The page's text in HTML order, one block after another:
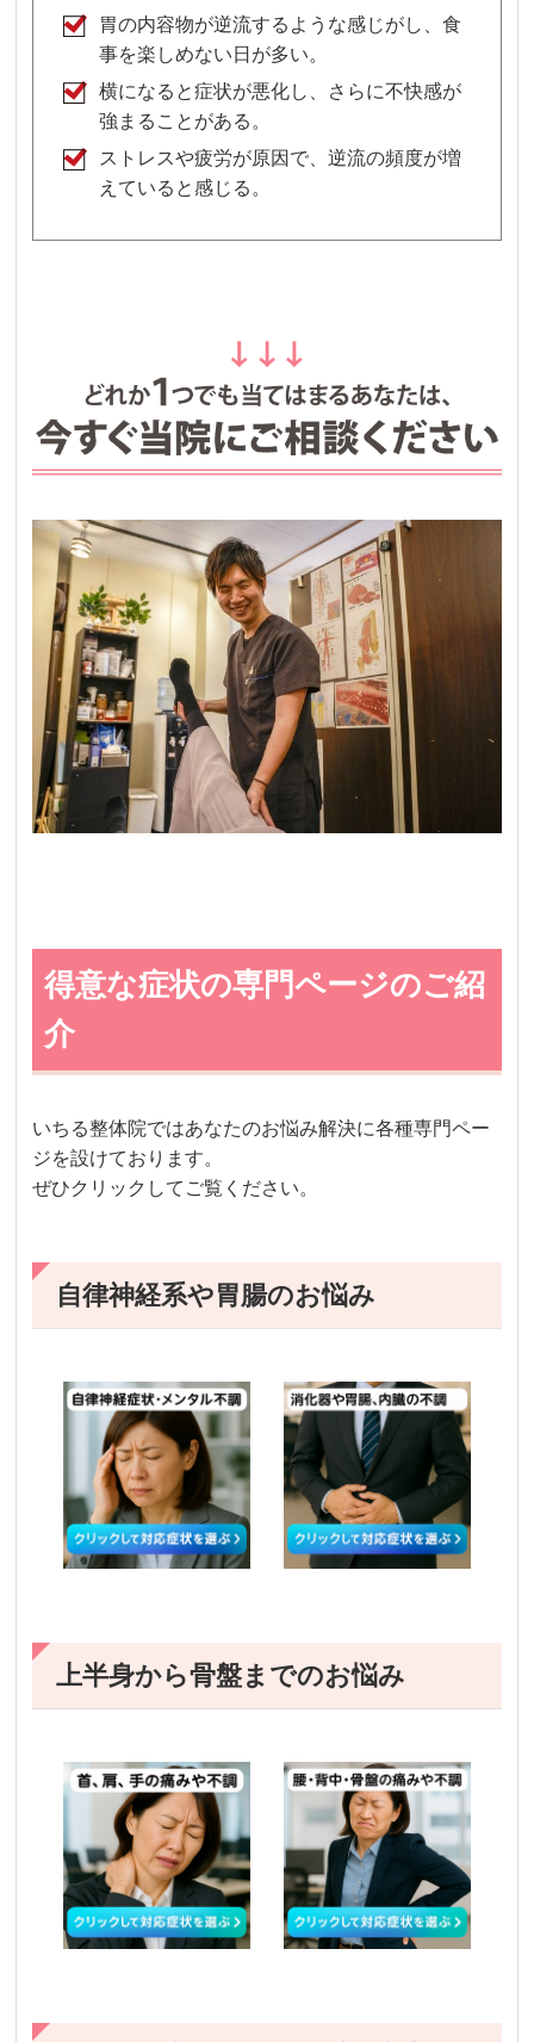
胃の内容物が逆流するような感じがし、食
事を楽しめない日が多い。
横になると症状が悪化し、さらに不快感が
強まることがある。
ストレスや疲労が原因で、逆流の頻度が増
えていると感じる。
得意な症状の専門ページのご紹
介
いちる整体院ではあなたのお悩み解決に各種専門ペー
ジを設けております。
ぜひクリックしてご覧ください。
自律神経系や胃腸のお悩み
上半身から骨盤までのお悩み